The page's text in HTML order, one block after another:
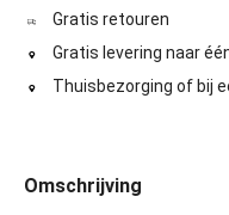
Gratis retouren
Gratis levering naar
Thuisbezorging of bij
Omschrijving